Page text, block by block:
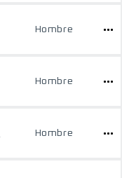
Hombre
Hombre
Hombre